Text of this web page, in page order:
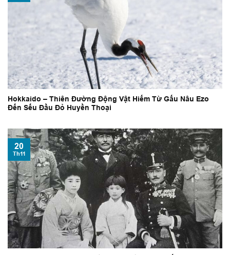
Hokkaido – Thiên Đường Động Vật Hiếm Từ Gấu Nâu Ezo
Đến Sếu Đầu Đỏ Huyền Thoại
20
Th11